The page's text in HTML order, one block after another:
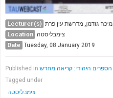
Lecturer(s) גודמן, מדרשת עין פרת
Location צימבליסטה
Date Tuesday, 08 January 2019
Published in הספרים היהודי: קריאה מחדש
Tagged under
צימבליסטה